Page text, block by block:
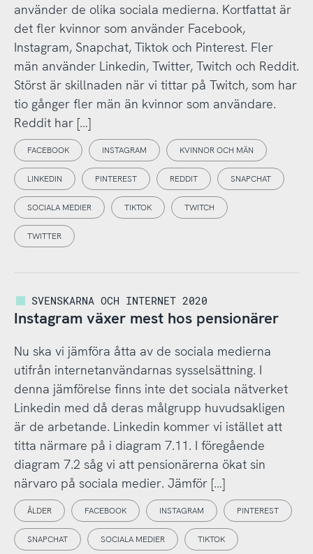
använder de olika sociala medierna. Kortfattat är
det fler kvinnor som använder Facebook,
Instagram, Snapchat, Tiktok och Pinterest. Fler
män använder Linkedin, Twitter, Twitch och Reddit.
Störst är skillnaden när vi tittar på Twitch, som har
tio gånger fler män än kvinnor som användare.
Reddit har […]
FACEBOOK INSTAGRAM KVINNOR OCH MÄN
LINKEDIN PINTEREST REDDIT SNAPCHAT
SOCIALA MEDIER TIKTOK TWITCH
TWITTER
SVENSKARNA OCH INTERNET 2020
Instagram växer mest hos pensionärer
Nu ska vi jämföra åtta av de sociala medierna
utifrån internetanvändarnas sysselsättning. I
denna jämförelse finns inte det sociala nätverket
Linkedin med då deras målgrupp huvudsakligen
är de arbetande. Linkedin kommer vi istället att
titta närmare på i diagram 7.11. I föregående
diagram 7.2 såg vi att pensionärerna ökat sin
närvaro på sociala medier. Jämför […]
ÅLDER FACEBOOK INSTAGRAM PINTEREST
SNAPCHAT SOCIALA MEDIER TIKTOK